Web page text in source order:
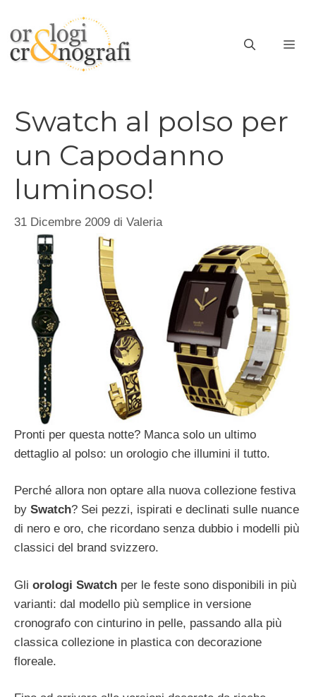
contenuto
Swatch al polso per
un Capodanno
luminoso!
31 Dicembre 2009 di Valeria
Pronti per questa notte? Manca solo un ultimo
dettaglio al polso: un orologio che illumini il tutto.
Perché allora non optare alla nuova collezione festiva
by Swatch? Sei pezzi, ispirati e declinati sulle nuance
di nero e oro, che ricordano senza dubbio i modelli più
classici del brand svizzero.
Gli orologi Swatch per le feste sono disponibili in più
varianti: dal modello più semplice in versione
cronografo con cinturino in pelle, passando alla più
classica collezione in plastica con decorazione
floreale.